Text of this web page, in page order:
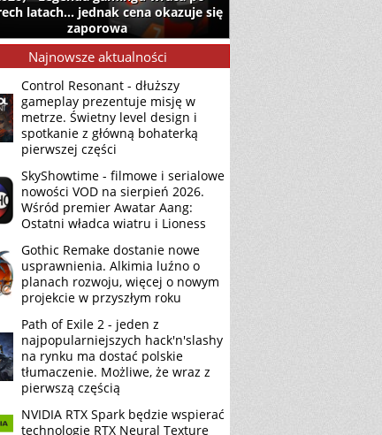
latach... jednak cena okazuje się
zaporowa
Najnowsze aktualności
Control Resonant - dłuższy
gameplay prezentuje misję w
metrze. Świetny level design i
spotkanie z główną bohaterką
pierwszej części
SkyShowtime - filmowe i serialowe
nowości VOD na sierpień 2026.
Wśród premier Awatar Aang:
Ostatni władca wiatru i Lioness
Gothic Remake dostanie nowe
usprawnienia. Alkimia luźno o
planach rozwoju, więcej o nowym
projekcie w przyszłym roku
Path of Exile 2 - jeden z
najpopularniejszych hack'n'slashy
na rynku ma dostać polskie
tłumaczenie. Możliwe, że wraz z
pierwszą częścią
NVIDIA RTX Spark będzie wspierać
technologię RTX Neural Texture